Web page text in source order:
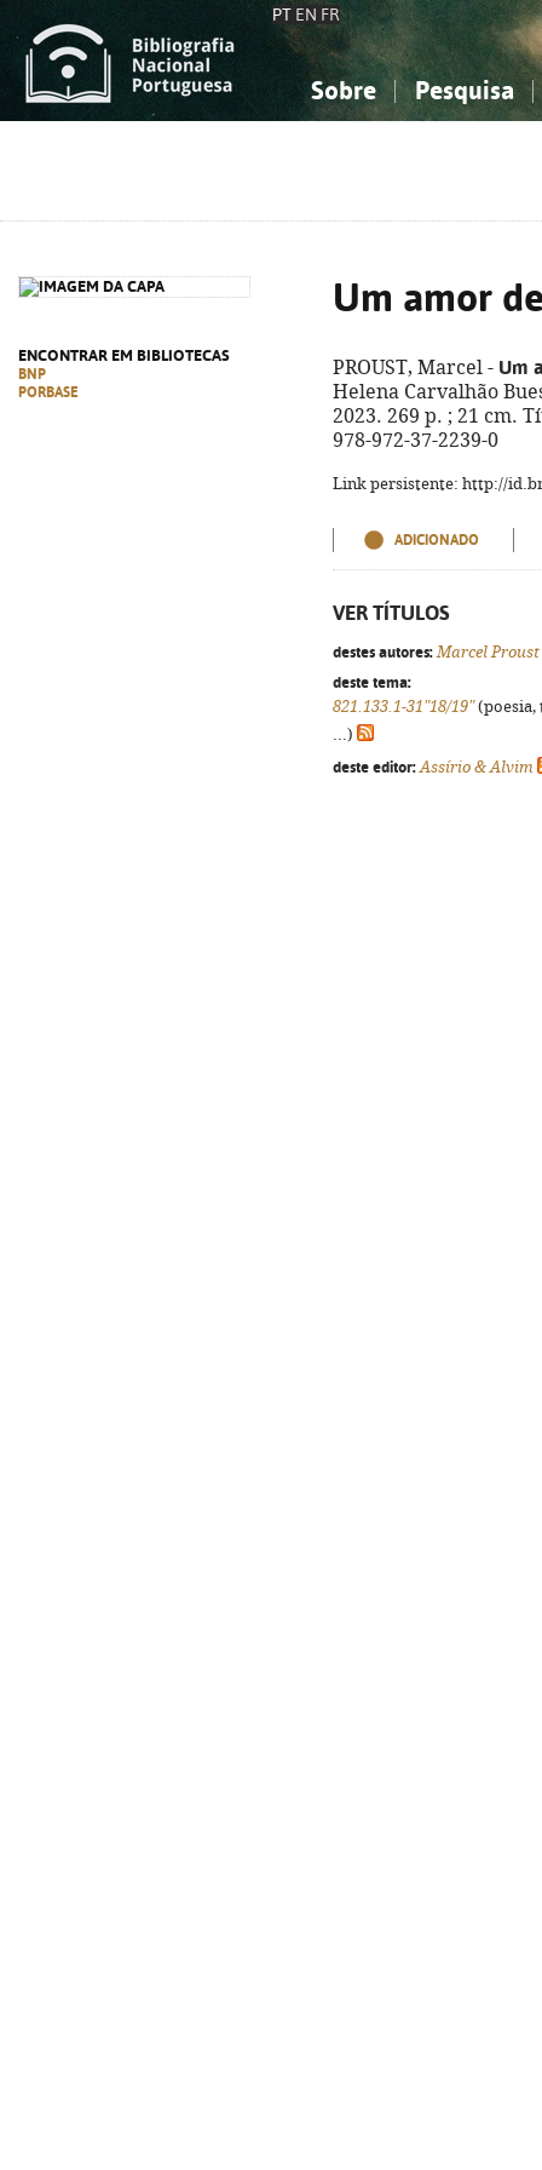
PT EN FR
Sobre Pesquisa
ENCONTRAR EM BIBLIOTECAS
BNP
PORBASE
Um amor
PROUST, Marcel - Um
Helena Carvalhão
2023. 269 p. ; 21 cm.
978-972-37-2239-0
Link persistente: http://
ADICIONADO
VER TÍTULOS
destes autores: Marcel Proust
deste tema:
821.133.1-31"18/19"(poesia,
...)
deste editor: Assírio & Alvim